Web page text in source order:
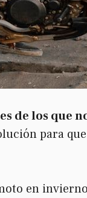
de los que
para
en